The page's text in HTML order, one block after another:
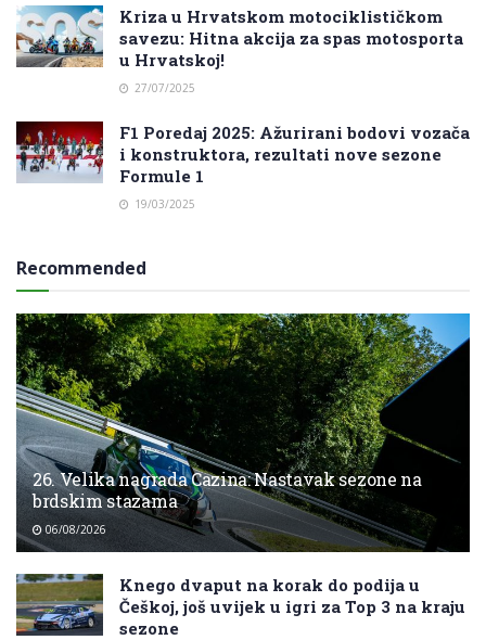
Kriza u Hrvatskom motociklističkom
savezu: Hitna akcija za spas motosporta
u Hrvatskoj!
27/07/2025
F1 Poredaj 2025: Ažurirani bodovi vozača
i konstruktora, rezultati nove sezone
Formule 1
19/03/2025
Recommended
26. Velika nagrada Cazina: Nastavak sezone na
brdskim stazama
06/08/2026
Knego dvaput na korak do podija u
Češkoj, još uvijek u igri za Top 3 na kraju
sezone